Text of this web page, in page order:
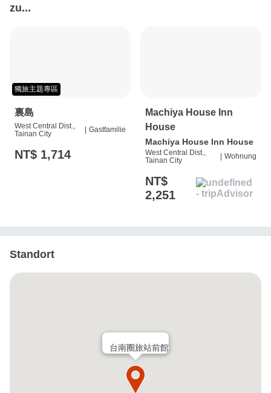
zu...
獨旅主題專區
裏島
West Central Dist.,
Tainan City
Gastfamilie
NT$ 1,714
Machiya House Inn
House
Machiya House Inn House
West Central Dist.,
Tainan City
Wohnung
NT$
2,251
Standort
台南圈旅站前館